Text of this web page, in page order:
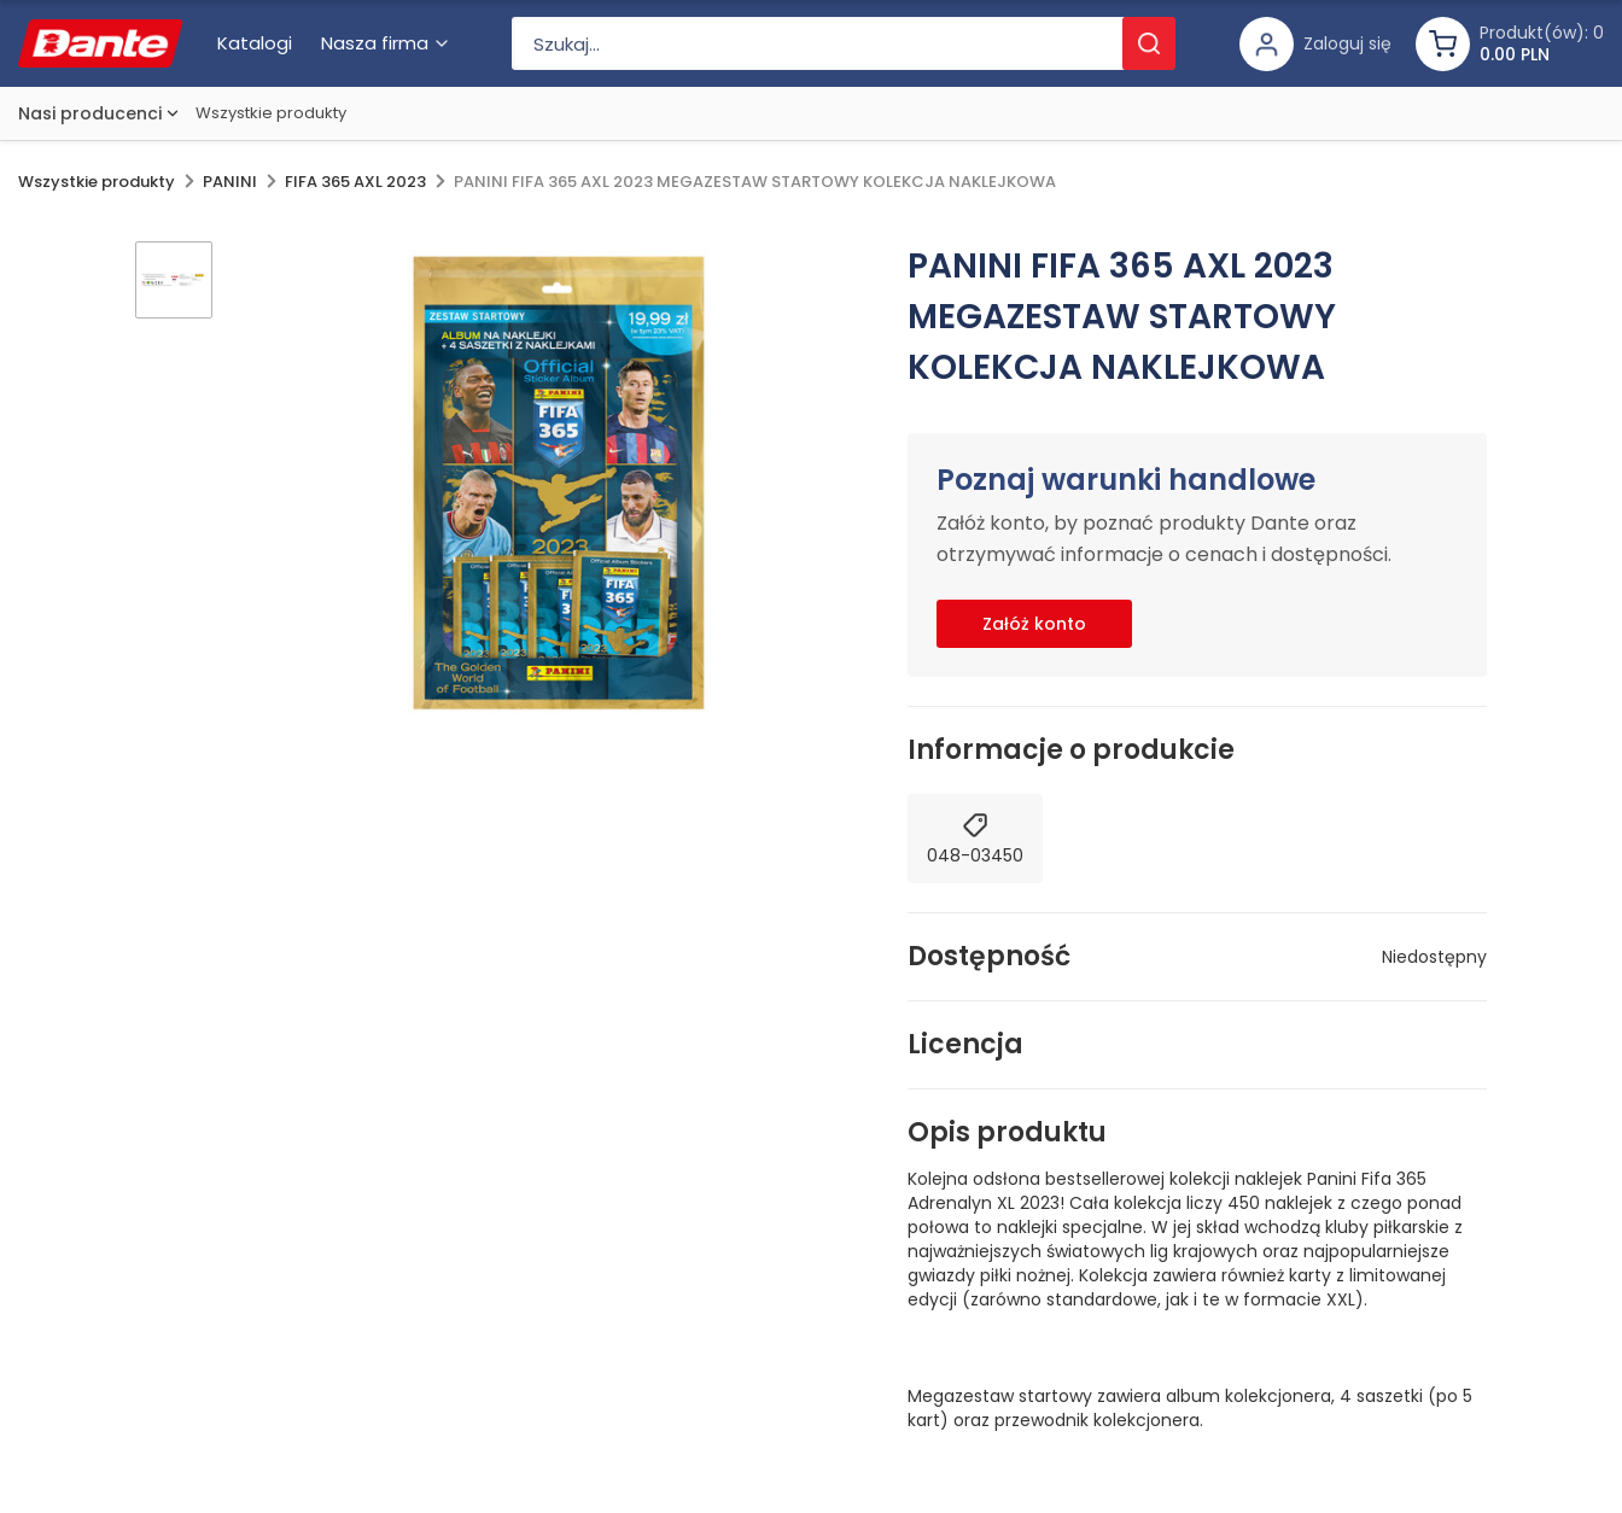
Katalogi Nasza firma Produkt(ów): 0
0.00 PLN
Nasi producenci Wszystkie produkty
Zaloguj się
Wszystkie produkty PANINI FIFA 365 AXL 2023 PANINI FIFA 365 AXL 2023 MEGAZESTAW STARTOWY KOLEKCJA NAKLEJKOWA
PANINI FIFA 365 AXL 2023
MEGAZESTAW STARTOWY
KOLEKCJA NAKLEJKOWA
Poznaj warunki handlowe
Załóż konto, by poznać produkty Dante oraz
otrzymywać informacje o cenach i dostępności.
Załóż konto
Informacje o produkcie
048-03450
Dostępność Niedostępny
Licencja
Opis produktu
Kolejna odsłona bestsellerowej kolekcji naklejek Panini Fifa 365
Adrenalyn XL 2023! Cała kolekcja liczy 450 naklejek z czego ponad
połowa to naklejki specjalne. W jej skład wchodzą kluby piłkarskie z
najważniejszych światowych lig krajowych oraz najpopularniejsze
gwiazdy piłki nożnej. Kolekcja zawiera również karty z limitowanej
edycji (zarówno standardowe, jak i te w formacie XXL).
Megazestaw startowy zawiera album kolekcjonera, 4 saszetki (po 5
kart) oraz przewodnik kolekcjonera.